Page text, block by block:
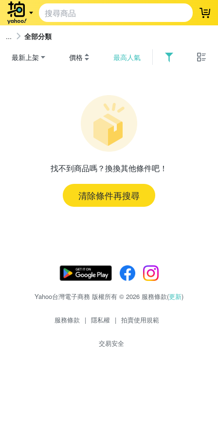
登
全部分類
最新上架 價格 最高人氣
找不到商品嗎？換換其他條件吧！
清除條件再搜尋
Yahoo台灣電子商務 版權所有 © 2026 服務條款(更新)
服務條款 | 隱私權 | 拍賣使用規範
交易安全